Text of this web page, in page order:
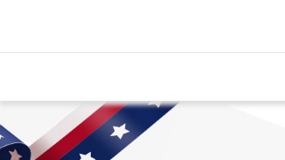
Search
for: